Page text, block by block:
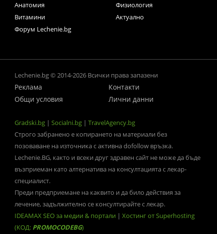
Анатомия
Физиология
Витамини
Актуално
Форум Lechenie.bg
Lechenie.bg © 2014-2026 Всички права запазени
Реклама
Контакти
Общи условия
Лични данни
Gradski.bg | Socialni.bg | TravelAgency.bg
Строго забранено е копирането на материали без
позоваване на източника с активна dofollow връзка.
Lechenie.BG, както и всеки друг здравен сайт не може да бъде
възприеман като алтернатива на консултацията с лекар-
специалист.
Преди предприемане на каквито и да било действия за
лечение, задължително се консултирайте с лекар.
IDEAMAX SEO за медии & портали | Хостинг от Superhosting
(КОД: PROMOCODEBG)